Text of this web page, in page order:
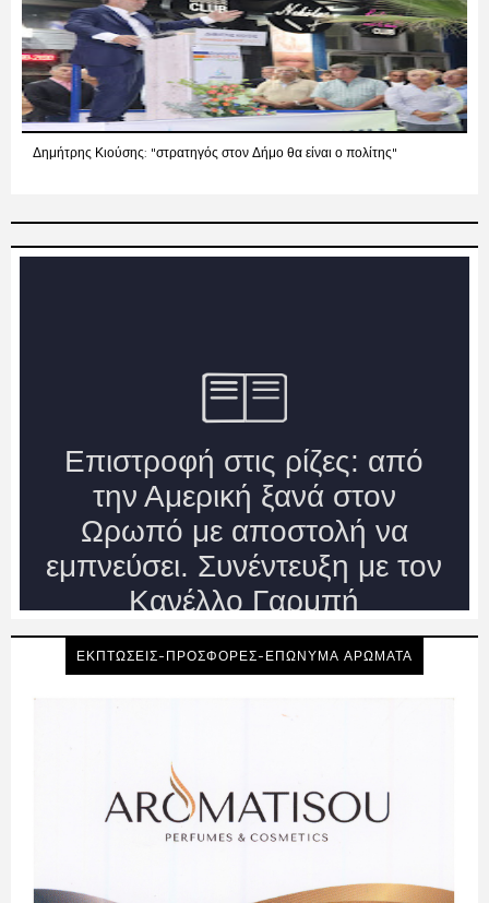
Δημήτρης Κιούσης: "στρατηγός στον Δήμο θα είναι ο πολίτης"
ΕΚΠΤΩΣΕΙΣ-ΠΡΟΣΦΟΡΕΣ-ΕΠΩΝΥΜΑ ΑΡΩΜΑΤΑ